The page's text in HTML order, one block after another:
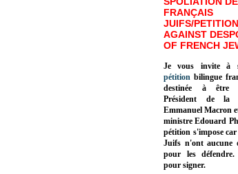
FRANÇAIS
JUIFS/PETITION
AGAINST
OF FRENCH
Je vous invite à
pétition bilingue
destinée à être
Président de la
Emmanuel Macron
ministre Edouard
pétition s'impose
Juifs n'ont aucune
pour les défendre.
pour signer.